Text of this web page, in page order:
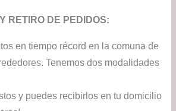
RETIRO DE PEDIDOS:
en tiempo récord en la comuna de
Tenemos dos modalidades
y puedes recibirlos en tu domicilio